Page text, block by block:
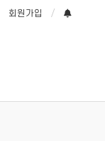
회원가입